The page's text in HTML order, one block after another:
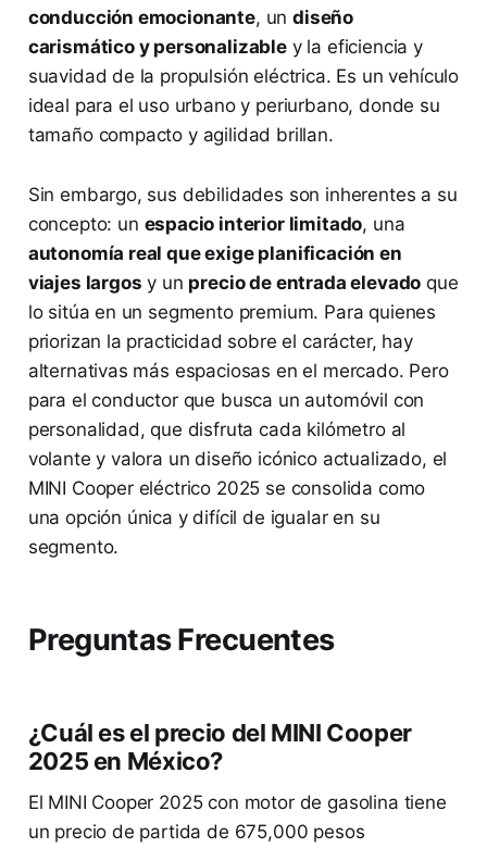
conducción emocionante, undiseño
carismático y personalizabley la eficiencia y
suavidad de la propulsión eléctrica. Es un vehículo
ideal para el uso urbano y periurbano, donde su
tamaño compacto y agilidad brillan.
Sin embargo, sus debilidades son inherentes a su
concepto: un espacio interior limitado, una
autonomía real que exige planificación en
viajes largos y un precio de entrada elevado que
lo sitúa en un segmento premium. Para quienes
priorizan la practicidad sobre el carácter, hay
alternativas más espaciosas en el mercado. Pero
para el conductor que busca un automóvil con
personalidad, que disfruta cada kilómetro al
volante y valora un diseño icónico actualizado, el
MINI Cooper eléctrico 2025 se consolida como
una opción única y difícil de igualar en su
segmento.
Preguntas Frecuentes
¿Cuál es el precio del MINI Cooper
2025 en México?
El MINI Cooper 2025 con motor de gasolina tiene
un precio de partida de 675,000 pesos